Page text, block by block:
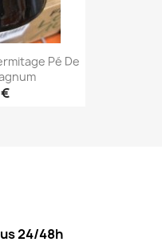
Pé De
24/48h